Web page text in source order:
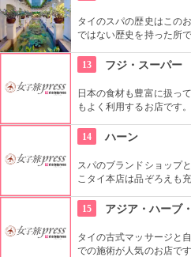
タイのスパの歴史はこの
ではない歴史を持った所
です。
13 フジ・スーパー
日本の食材も豊富に扱っ
もよく利用するお店です
もいいですよ。
14 ハーン
スパのブランドショップ
こタイ本店は品ぞろえも
15
アジア・ハーブ
タイの古式マッサージと
での施術が人気のお店で